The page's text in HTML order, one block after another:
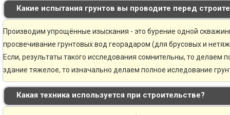
Какие испытания грунтов вы проводите перед
Производим упрощённые изыскания - это бурение одной
просвечивание грунтовых вод георадаром (для брусовых и
Если, результаты такого исследования сомнительны, то делаем
здание тяжелое, то изначально делаем полное иследование
Какая техника используется при строительстве?